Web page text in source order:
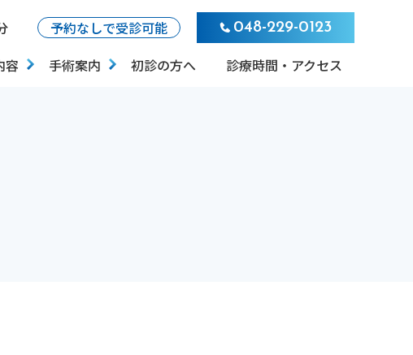
予約なしで受診可能 048-229-0123
容 手術案内 初診の方へ 診療時間・アクセス